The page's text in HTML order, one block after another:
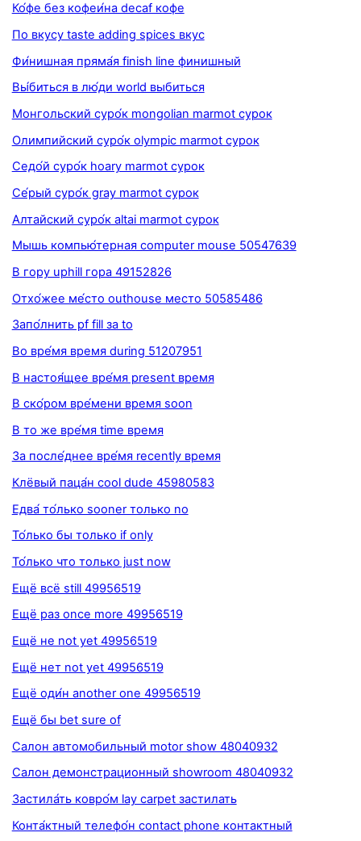
Ко́фе без кофеи́на decaf кофе
По вкусу taste adding spices вкус
Фи́нишная пряма́я finish line финишный
Вы́биться в лю́ди world выбиться
Монгольский суро́к mongolian marmot сурок
Олимпийский суро́к olympic marmot сурок
Седо́й суро́к hoary marmot сурок
Се́рый суро́к gray marmot сурок
Алтайский суро́к altai marmot сурок
Мышь компью́терная computer mouse 50547639
В гору uphill гора 49152826
Отхо́жее ме́сто outhouse место 50585486
Запо́лнить pf fill за to
Во вре́мя время during 51207951
В настоя́щее вре́мя present время
В ско́ром вре́мени время soon
В то же вре́мя time время
За после́днее вре́мя recently время
Клёвый паца́н cool dude 45980583
Едва́ то́лько sooner только no
То́лько бы только if only
То́лько что только just now
Ещё всё still 49956519
Ещё раз once more 49956519
Ещё не not yet 49956519
Ещё нет not yet 49956519
Ещё оди́н another one 49956519
Ещё бы bet sure of
Салон автомобильный motor show 48040932
Салон демонстрационный showroom 48040932
Застила́ть ковро́м lay carpet застилать
Конта́ктный телефо́н contact phone контактный